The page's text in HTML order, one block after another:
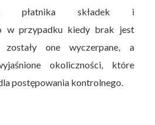
płatnika składek i
w przypadku kiedy brak jest
one wyczerpane, a
okoliczności, które
postępowania kontrolnego.